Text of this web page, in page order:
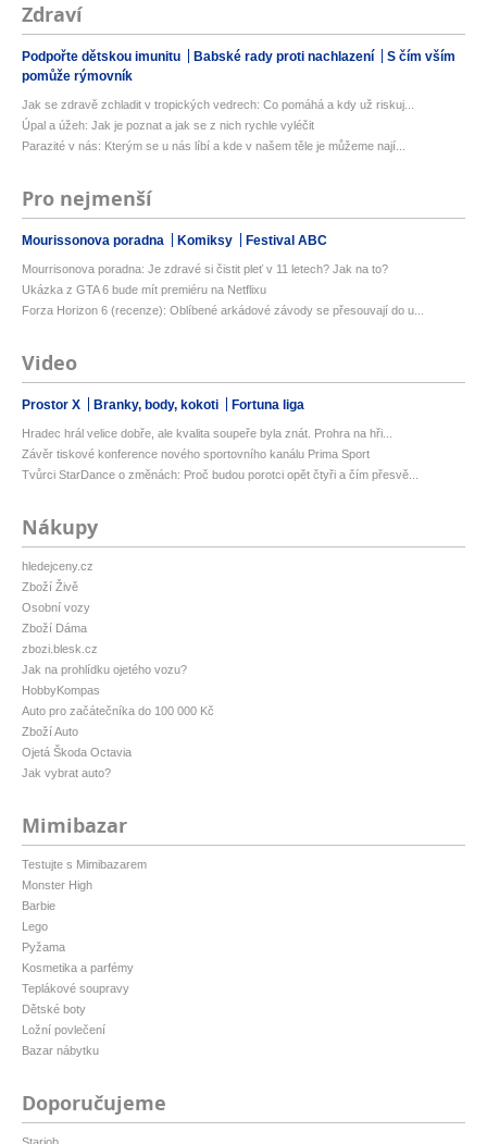
Zdraví
Podpořte dětskou imunitu Babské rady proti nachlazení
S čím vším
pomůže rýmovník
Jak se zdravě zchladit v tropických vedrech: Co pomáhá a kdy už riskuj...
Úpal a úžeh: Jak je poznat a jak se z nich rychle vyléčit
Parazité v nás: Kterým se u nás líbí a kde v našem těle je můžeme nají...
Pro nejmenší
Mourissonova poradna Komiksy Festival ABC
Mourrisonova poradna: Je zdravé si čistit pleť v 11 letech? Jak na to?
Ukázka z GTA 6 bude mít premiéru na Netflixu
Forza Horizon 6 (recenze): Oblíbené arkádové závody se přesouvají do u...
Video
Prostor X Branky, body, kokoti Fortuna liga
Hradec hrál velice dobře, ale kvalita soupeře byla znát. Prohra na hři...
Závěr tiskové konference nového sportovního kanálu Prima Sport
Tvůrci StarDance o změnách: Proč budou porotci opět čtyři a čím přesvě...
Nákupy
hledejceny.cz
Zboží Živě
Osobní vozy
Zboží Dáma
zbozi.blesk.cz
Jak na prohlídku ojetého vozu?
HobbyKompas
Auto pro začátečníka do 100 000 Kč
Zboží Auto
Ojetá Škoda Octavia
Jak vybrat auto?
Mimibazar
Testujte s Mimibazarem
Monster High
Barbie
Lego
Pyžama
Kosmetika a parfémy
Teplákové soupravy
Dětské boty
Ložní povlečení
Bazar nábytku
Doporučujeme